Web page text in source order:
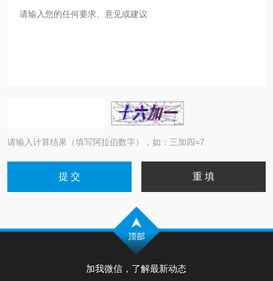
请输入计算结果（填写阿拉伯数字），如：三加四=7
加我微信，了解最新动态